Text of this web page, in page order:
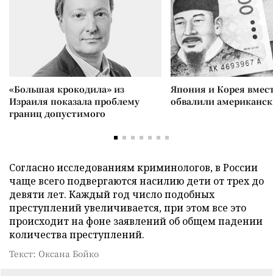
«Большая крокодила» из
Израиля показала проблему
границ допустимого
Япония и Корея
обвалили
Согласно исследованиям криминологов, в России
чаще всего подвергаются насилию дети от трех до
девяти лет. Каждый год число подобных
преступлений увеличивается, при этом все это
происходит на фоне заявлений об общем падении
количества преступлений.
Текст: Оксана Бойко